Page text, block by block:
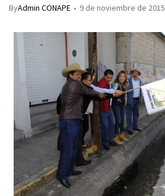
ByAdmin CONAPE 9 de noviembre de 2015